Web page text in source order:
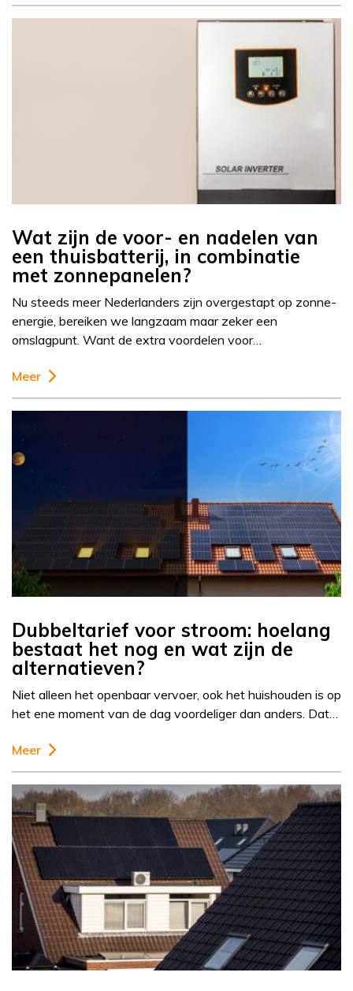
Wat zijn de voor- en nadelen van
een thuisbatterij, in combinatie
met zonnepanelen?
Nu steeds meer Nederlanders zijn overgestapt op zonne-
energie, bereiken we langzaam maar zeker een
omslagpunt. Want de extra voordelen voor…
Meer
Dubbeltarief voor stroom: hoelang
bestaat het nog en wat zijn de
alternatieven?
Niet alleen het openbaar vervoer, ook het huishouden is op
het ene moment van de dag voordeliger dan anders. Dat…
Meer